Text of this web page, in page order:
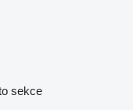
sekce